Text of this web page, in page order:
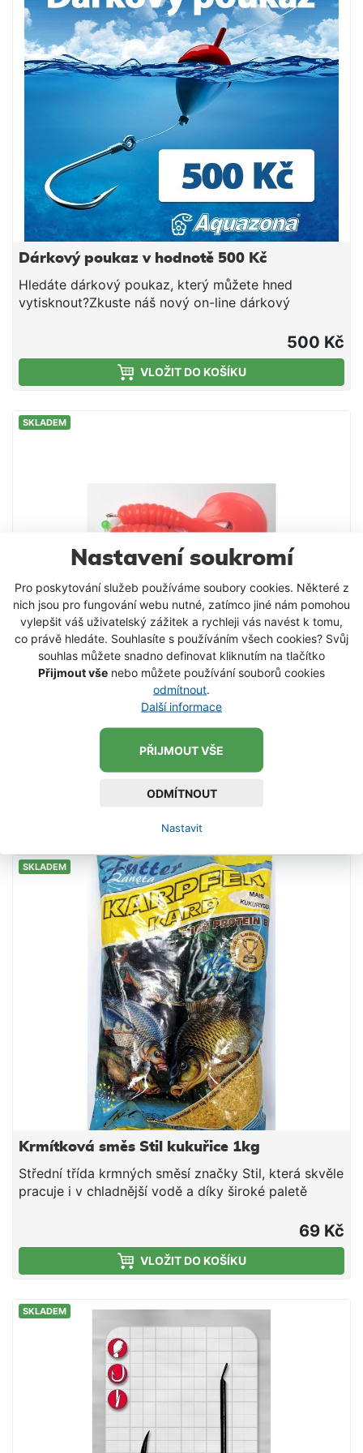
Nastavení soukromí
Pro poskytování služeb používáme soubory cookies. Některé z
nich jsou pro fungování webu nutné, zatímco jiné nám pomohou
vylepšit váš uživatelský zážitek a rychleji vás navést k tomu,
co právě hledáte. Souhlasíte s používáním všech cookies? Svůj
souhlas můžete snadno definovat kliknutím na tlačítko
Přijmout vše nebo můžete používání souborů cookies
odmítnout
Další informace
PŘIJMOUT VŠE
ODMÍTNOUT
Nastavit
vody zpracovat malé množství obalovačky, které
máte v plánu okamžitě použít, do správné
konzistence. Příchuť Oliheň A1 Balení 150g
Dárkový poukaz v hodnotě 500 Kč
Hledáte dárkový poukaz, který můžete hned
vytisknout?Zkuste náš nový on-line dárkový
500, 1000, 1500 a 2000 Kč.Každý dárkový poukaz
má svůj specifický kód a po jeho zadání do pole
"slevový kupón" v posledním kroku nákupního
jako jakékoli jiné zboží. Platnost je vždy 6 měsíců od
(např. nákup za 1480Kč, dárkový poukaz v hodnotě
1500Kč. 20Kč se nevrací).V případě, že nákup
přesáhne hodnotu dárkového poukazu, zákazník
uhradí rozdíl při převzetí zboží (např. nákup za
1520Kč, dárkový poukaz v hodnotě 1500Kč.
Zákazník doplatí 20Kč při převzetí
zboží).UPOZORNĚNÍ: Tento dárkový poukaz je
možné uplatnit pouze při nákupu v rámci
internetového obchodu.
500 Kč
VLOŽIT DO KOŠÍKU
SKLADEM
Návazec mořský SELLIOR
SKLADEM
Krmítková směs Stil kukuřice 1kg
Střední třída krmných směsí značky Stil, která skvěle
pracuje i v chladnější vodě a díky široké paletě
pravou směs pro daný revír či cílovou rybu. V rámci
poměru ceny a nabízené kvality tyto směsi jen těžko
hledají konkurenci - doporučujeme. Složení: Mleté
pečivo Mletá obilná zrna Drcená olejnatá
krmítková směs s příchutí scopex, která je
uzpůsobena především k lovu kaprů.
69 Kč
VLOŽIT DO KOŠÍKU
SKLADEM